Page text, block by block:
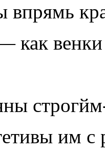
впрямь
как
им с